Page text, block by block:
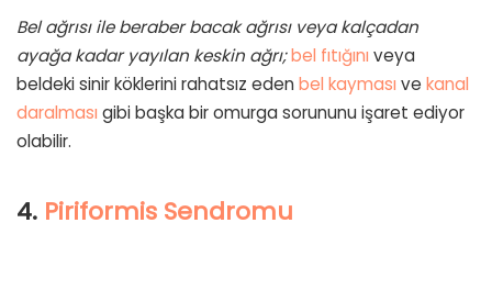
Bel ağrısı ile beraber bacak ağrısı veya kalçadan
ayağa kadar yayılan keskin ağrı;bel fıtığını veya
beldeki sinir köklerini rahatsız eden bel kayması ve kanal
daralması gibi başka bir omurga sorununu işaret ediyor
olabilir.
4. Piriformis Sendromu